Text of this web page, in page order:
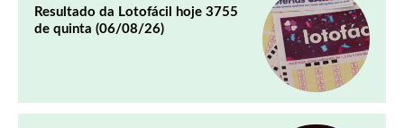
Resultado da Lotofácil hoje 3755
de quinta (06/08/26)